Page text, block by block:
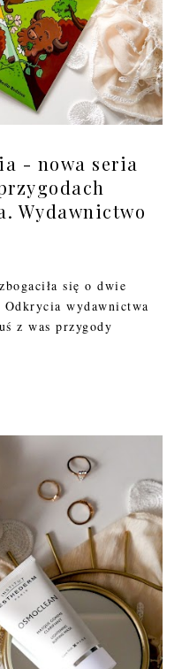
- nowa seria
Wydawnictwo
się o dwie
wydawnictwa
z was przygody